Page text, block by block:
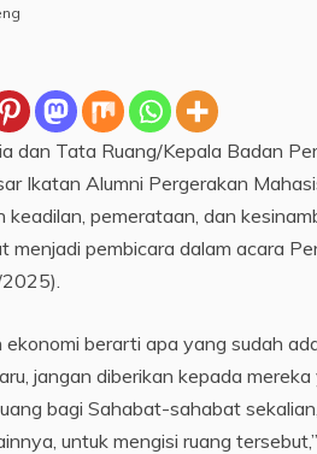
dan Tata Ruang/Kepala Badan
Ikatan Alumni Pergerakan
pemerataan, dan
menjadi pembicara dalam acara
ekonomi berarti apa yang sudah
jangan diberikan kepada
bagi Sahabat-sahabat
untuk mengisi ruang